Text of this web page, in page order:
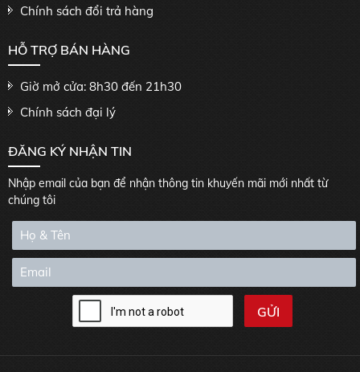
Chính sách đổi trả hàng
HỖ TRỢ BÁN HÀNG
Giờ mở cửa: 8h30 đến 21h30
Chính sách đại lý
ĐĂNG KÝ NHẬN TIN
Nhập email của bạn để nhận thông tin khuyến mãi mới nhất từ
chúng tôi